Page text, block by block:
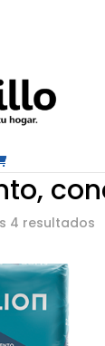
y
4 resultados